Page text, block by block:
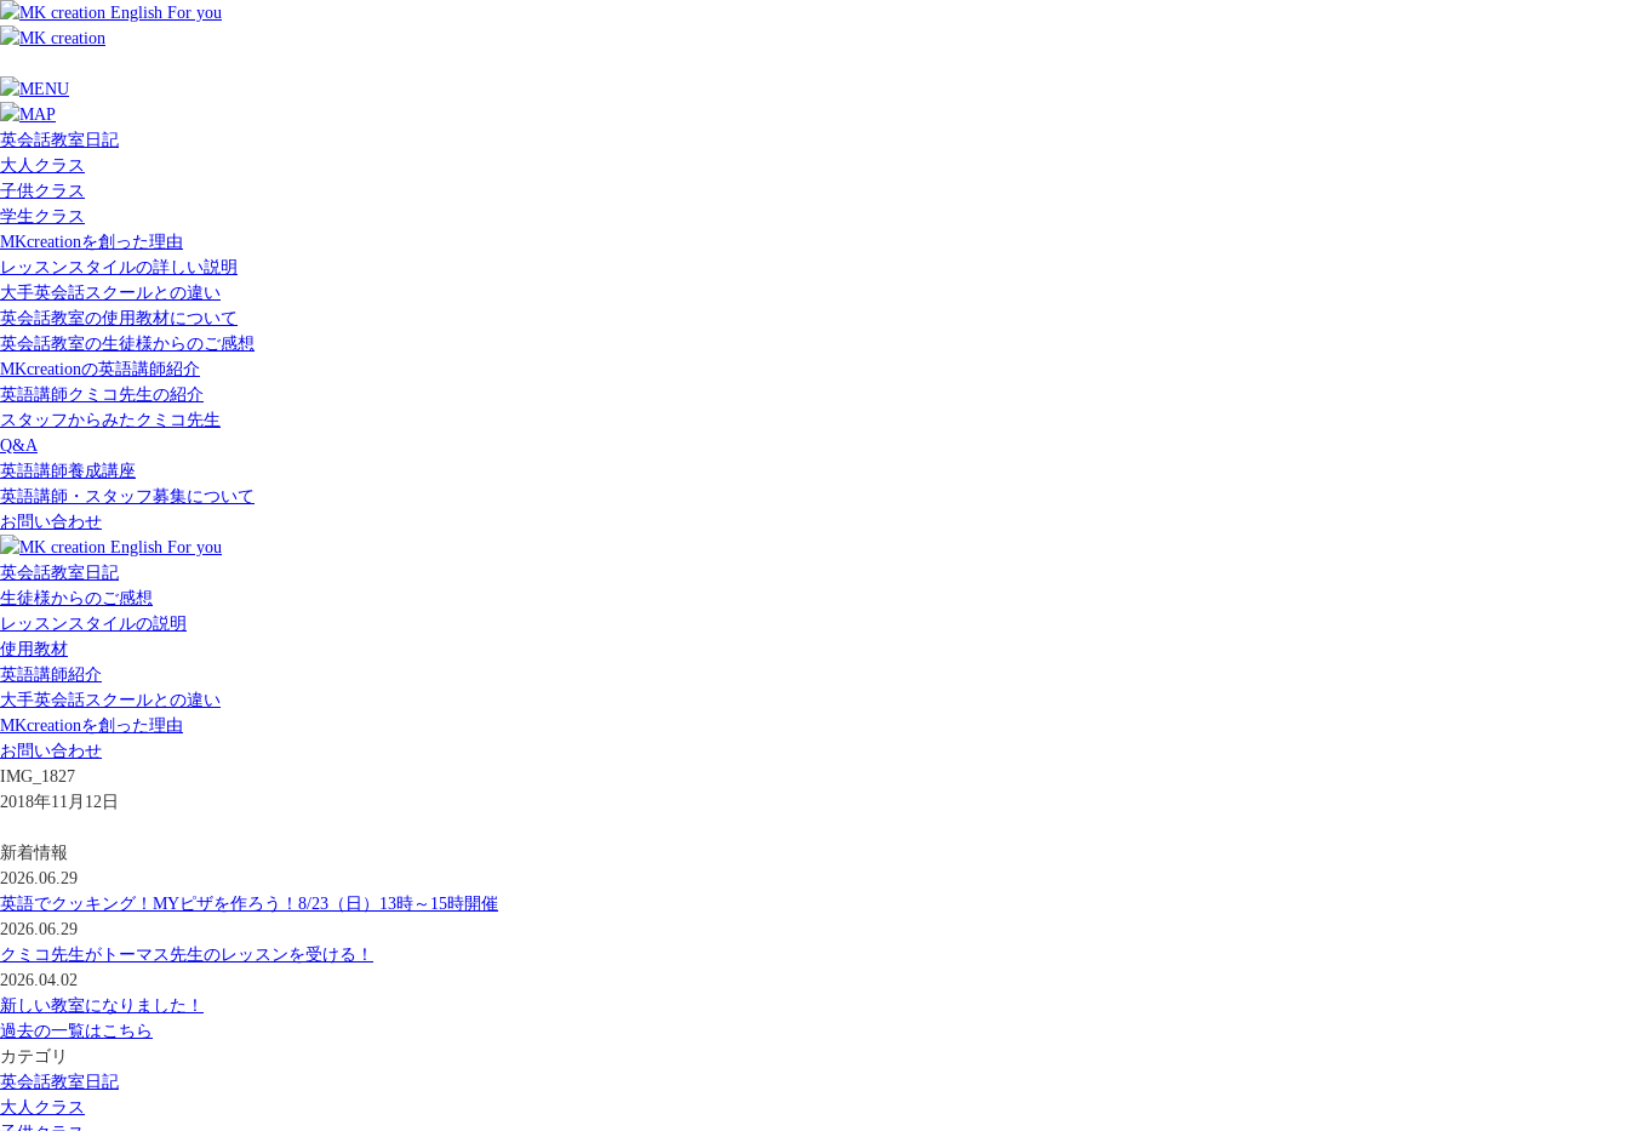
英会話教室日記
大人クラス
子供クラス
学生クラス
MKcreationを創った理由
レッスンスタイルの詳しい説明
大手英会話スクールとの違い
英会話教室の使用教材について
英会話教室の生徒様からのご感想
MKcreationの英語講師紹介
英語講師クミコ先生の紹介
スタッフからみたクミコ先生
Q&A
英語講師養成講座
英語講師・スタッフ募集について
お問い合わせ
英会話教室日記
生徒様からのご感想
レッスンスタイルの説明
使用教材
英語講師紹介
大手英会話スクールとの違い
MKcreationを創った理由
お問い合わせ
IMG_1827
2018年11月12日
新着情報
2026.06.29
英語でクッキング！MYピザを作ろう！8/23（日）13時～15時開催
2026.06.29
クミコ先生がトーマス先生のレッスンを受ける！
2026.04.02
新しい教室になりました！
過去の一覧はこちら
カテゴリ
英会話教室日記
大人クラス